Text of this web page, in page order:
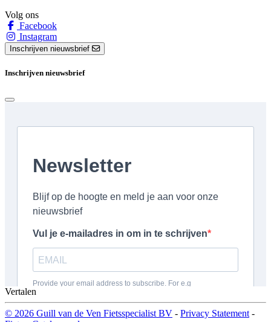
Volg ons
Facebook
Instagram
Inschrijven nieuwsbrief
Inschrijven nieuwsbrief
Vertalen
© 2026 Guill van de Ven Fietsspecialist BV - Privacy Statement -